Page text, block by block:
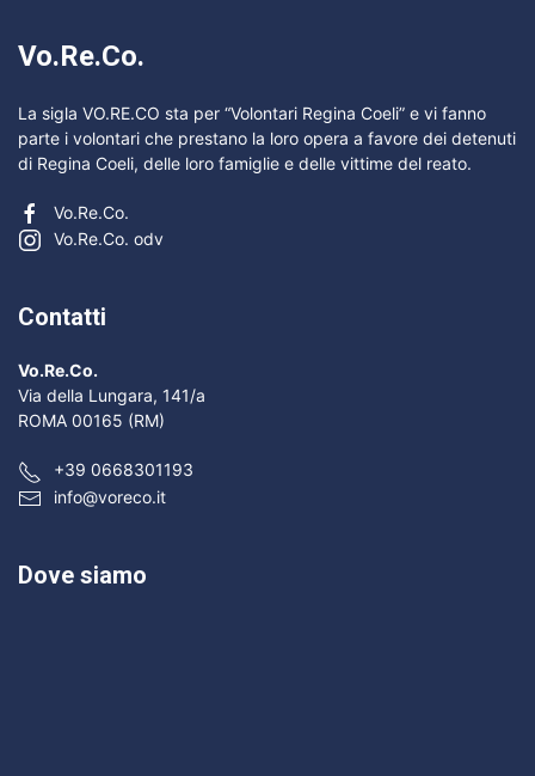
Vo.Re.Co.
La sigla VO.RE.CO sta per “Volontari Regina Coeli” e vi fanno
parte i volontari che prestano la loro opera a favore dei detenuti
di Regina Coeli, delle loro famiglie e delle vittime del reato.
Vo.Re.Co.
Vo.Re.Co. odv
Contatti
Vo.Re.Co.
Via della Lungara, 141/a
ROMA 00165 (RM)
+39 0668301193
info@voreco.it
Dove siamo